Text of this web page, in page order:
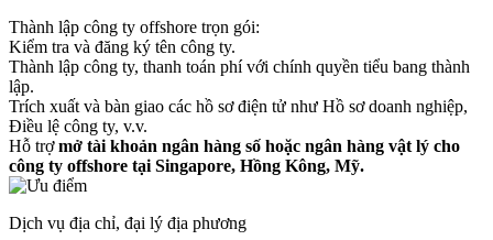
Thành lập công ty offshore trọn gói:
Kiểm tra và đăng ký tên công ty.
Thành lập công ty, thanh toán phí với chính quyền tiểu bang thành
lập.
Trích xuất và bàn giao các hồ sơ điện tử như Hồ sơ doanh nghiệp,
Điều lệ công ty, v.v.
Hỗ trợmở tài khoản ngân hàng số hoặc ngân hàng vật lý cho
công ty offshore tại Singapore, Hồng Kông, Mỹ.
Dịch vụ địa chỉ, đại lý địa phương